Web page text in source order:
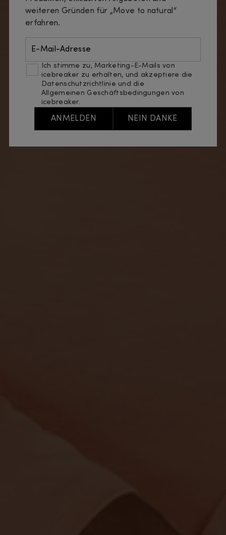
weiteren Gründen für „Move to natural“
erfahren.
E-Mail-Adresse
Ich stimme zu, Marketing-E-Mails von
icebreaker zu erhalten, und akzeptiere die
Datenschutzrichtlinie und die
Allgemeinen Geschäftsbedingungen von
icebreaker.
ANMELDEN NEIN DANKE